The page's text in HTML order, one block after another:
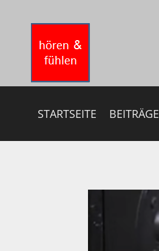
springen
STARTSEITE BEITRÄGE